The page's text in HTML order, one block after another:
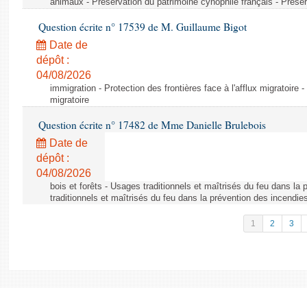
animaux - Préservation du patrimoine cynophile français -
Question écrite n° 17539 de M. Guillaume Bigot
Date de
dépôt :
04/08/2026
immigration - Protection des frontières face à l'afflux migratoire
migratoire
Question écrite n° 17482 de Mme Danielle Brulebois
Date de
dépôt :
04/08/2026
bois et forêts - Usages traditionnels et maîtrisés du feu dans la
traditionnels et maîtrisés du feu dans la prévention des
1 2 3